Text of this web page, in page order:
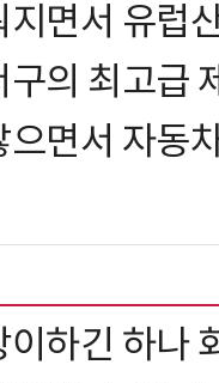
면서 유럽
의 최고급
면서 자동
하긴 하나